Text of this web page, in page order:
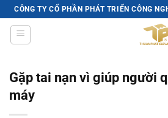
Skip
to
content
CÔNG TY CỔ PHẦN PHÁT TRIỂN CÔNG
Gặp tai nạn vì giúp người
máy